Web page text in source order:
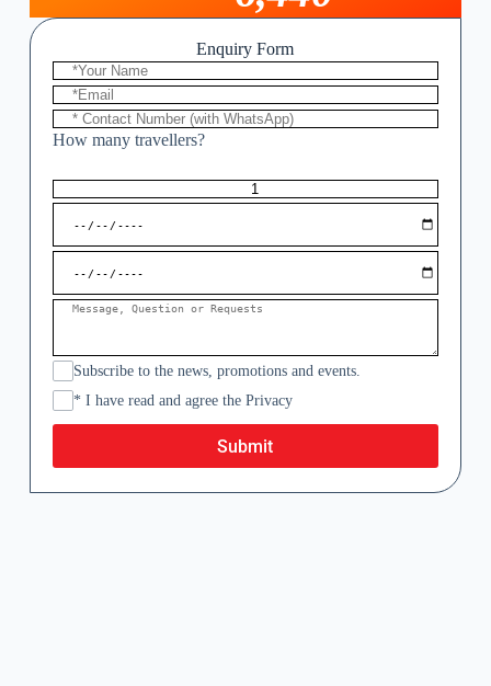
Enquiry Form
How many travellers?
Subscribe to the news, promotions and events.
* I have read and agree the Privacy
Submit